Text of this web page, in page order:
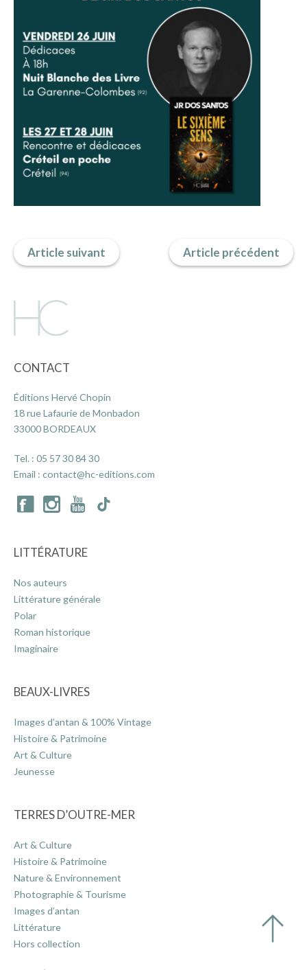
LITTÉRATURE
HORS COLLECTION
ACTUALITÉS
LA MAISON
CONTACT
Article suivant Article précédent
CONTACT
Éditions Hervé Chopin
18 rue Lafaurie de Monbadon
33000 BORDEAUX
Tel. : 05 57 30 84 30
Email : contact@hc-editions.com
LITTÉRATURE
Nos auteurs
Littérature générale
Polar
Roman historique
Imaginaire
BEAUX-LIVRES
Images d’antan & 100% Vintage
Histoire & Patrimoine
Art & Culture
Jeunesse
TERRES D’OUTRE-MER
Art & Culture
Histoire & Patrimoine
Nature & Environnement
Photographie & Tourisme
Images d’antan
Littérature
Hors collection